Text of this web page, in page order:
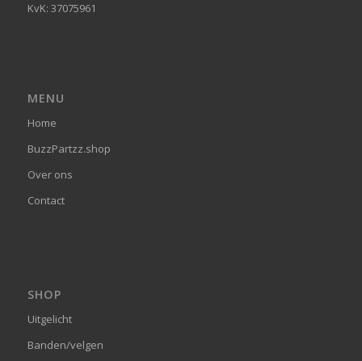
KvK: 37075961
MENU
Home
BuzzPartzz.shop
Over ons
Contact
SHOP
Uitgelicht
Banden/velgen